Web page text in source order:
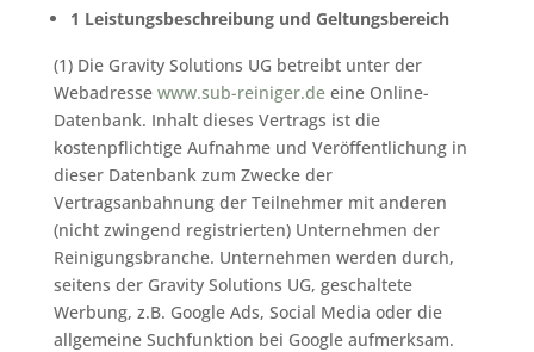
1 Leistungsbeschreibung und Geltungsbereich
(1) Die Gravity Solutions UG betreibt unter der
Webadresse www.sub-reiniger.de eine Online-
Datenbank. Inhalt dieses Vertrags ist die
kostenpflichtige Aufnahme und Veröffentlichung in
dieser Datenbank zum Zwecke der
Vertragsanbahnung der Teilnehmer mit anderen
(nicht zwingend registrierten) Unternehmen der
Reinigungsbranche. Unternehmen werden durch,
seitens der Gravity Solutions UG, geschaltete
Werbung, z.B. Google Ads, Social Media oder die
allgemeine Suchfunktion bei Google aufmerksam.